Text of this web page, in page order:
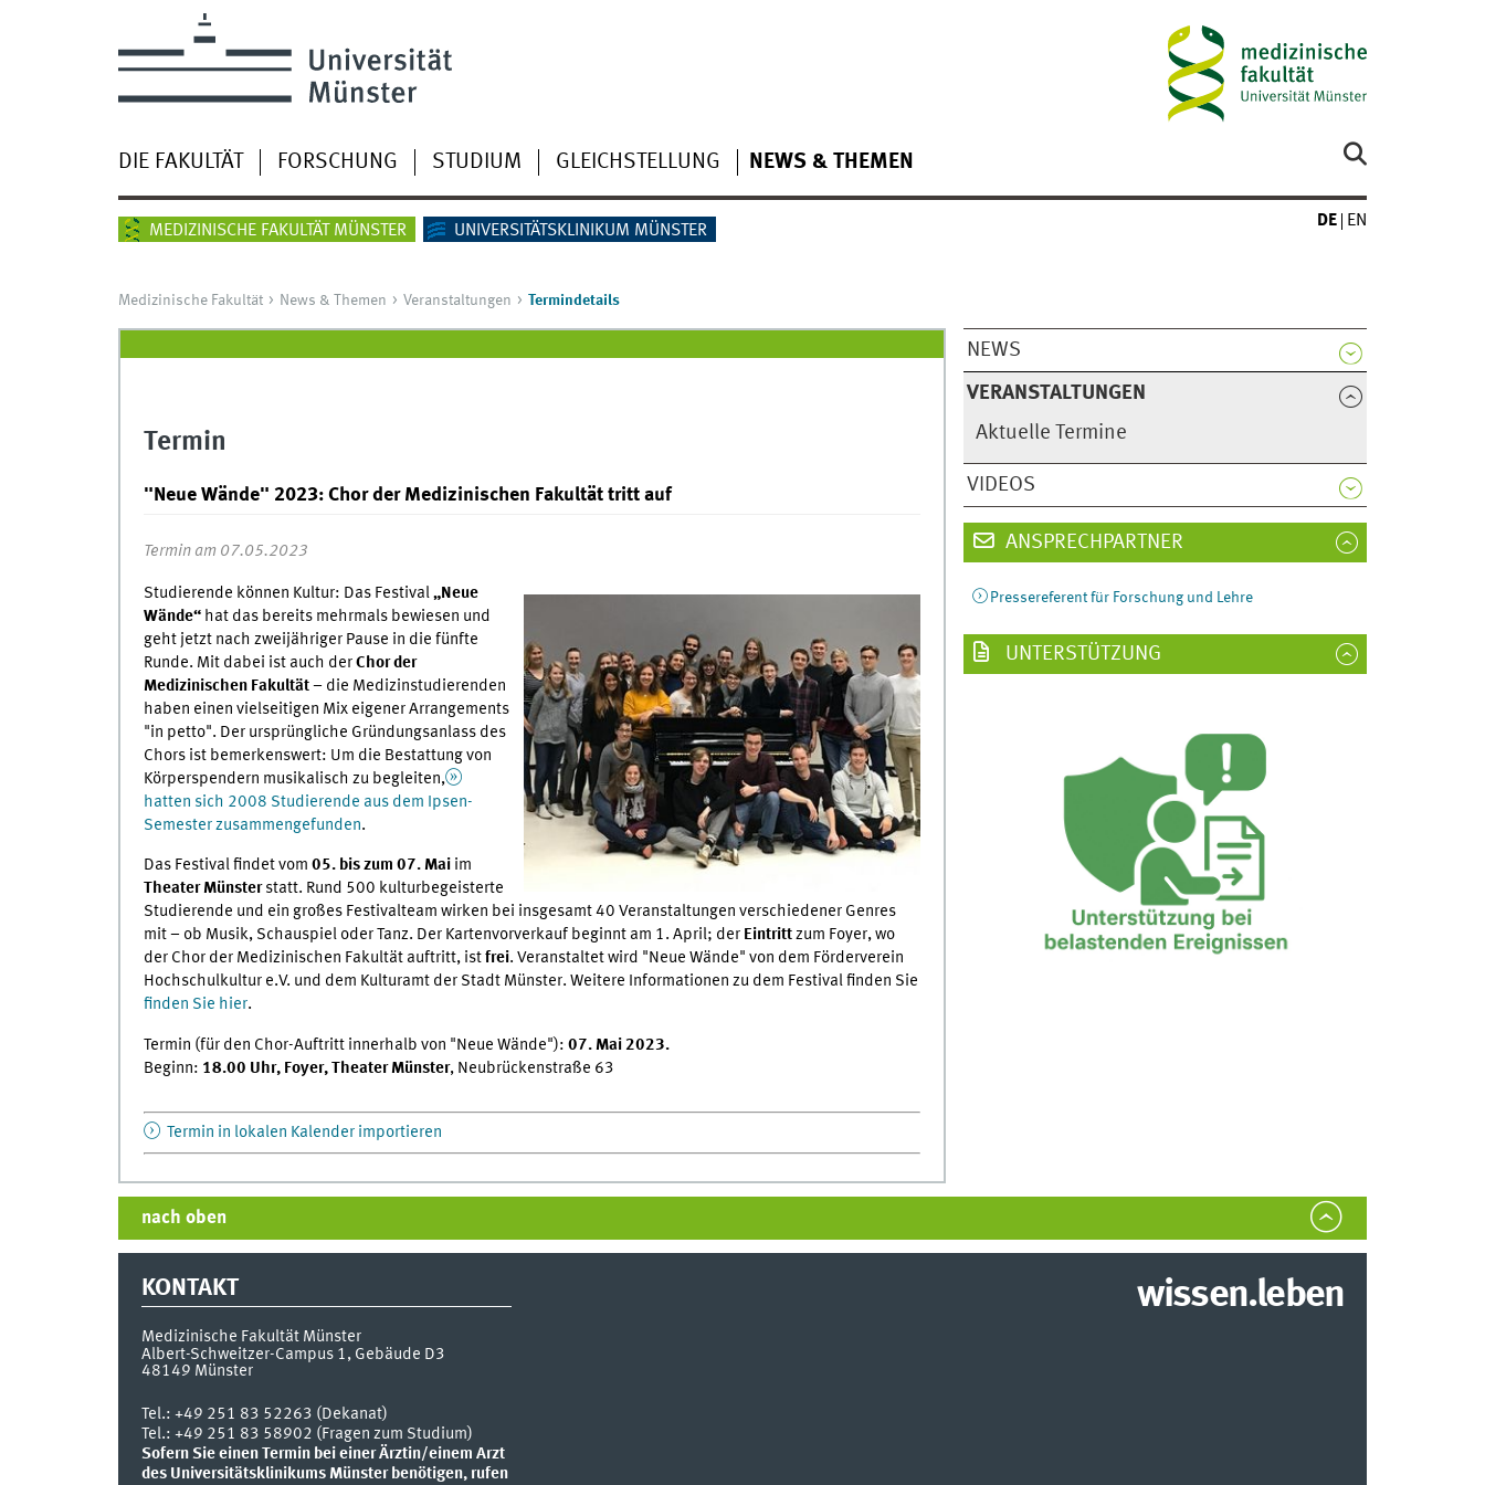
DIE FAKULTÄT FORSCHUNG STUDIUM GLEICHSTELLUNG NEWS & THEMEN
MEDIZINISCHE FAKULTÄT MÜNSTER UNIVERSITÄTSKLINIKUM MÜNSTER
DE EN
Medizinische Fakultät News & Themen Veranstaltungen Termindetails
NEWS
VERANSTALTUNGEN
Aktuelle Termine
VIDEOS
Termin
"Neue Wände" 2023: Chor der Medizinischen Fakultät tritt auf
Termin am 07.05.2023
Studierende können Kultur: Das Festival„Neue
Wände“hat das bereits mehrmals bewiesen und
geht jetzt nach zweijähriger Pause in die fünfte
Runde. Mit dabei ist auch derChor der
Medizinischen Fakultät– die Medizinstudierenden
haben einen vielseitigen Mix eigener Arrangements
"in petto". Der ursprüngliche Gründungsanlass des
Chors ist bemerkenswert: Um die Bestattung von
Körperspendern musikalisch zu begleiten,
hatten sich 2008 Studierende aus dem Ipsen-
Semester zusammengefunden.
Das Festival findet vom 05. bis zum 07. Mai im
Theater Münsterstatt. Rund 500 kulturbegeisterte
Studierende und ein großes Festivalteam wirken bei insgesamt 40 Veranstaltungen verschiedener Genres
mit – ob Musik, Schauspiel oder Tanz. Der Kartenvorverkauf beginnt am 1. April; der Eintrittzum Foyer, wo
der Chor der Medizinischen Fakultät auftritt, istfrei. Veranstaltet wird "Neue Wände" von dem Förderverein
Hochschulkultur e.V. und dem Kulturamt der Stadt Münster. Weitere Informationen zu dem Festival finden Sie
finden Sie hier.
Termin (für den Chor-Auftritt innerhalb von "Neue Wände"): 07. Mai 2023.
Beginn: 18.00 Uhr, Foyer,Theater Münster, Neubrückenstraße 63
Termin in lokalen Kalender importieren
ANSPRECHPARTNER
Pressereferent für Forschung und Lehre
UNTERSTÜTZUNG
nach oben
KONTAKT
Medizinische Fakultät Münster
Albert-Schweitzer-Campus 1, Gebäude D3
48149 Münster
Tel.: +49 251 83 52263 (Dekanat)
Tel.: +49 251 83 58902 (Fragen zum Studium)
Sofern Sie einen Termin bei einer Ärztin/einem Arzt
des Universitätsklinikums Münster benötigen, rufen
wissen.leben